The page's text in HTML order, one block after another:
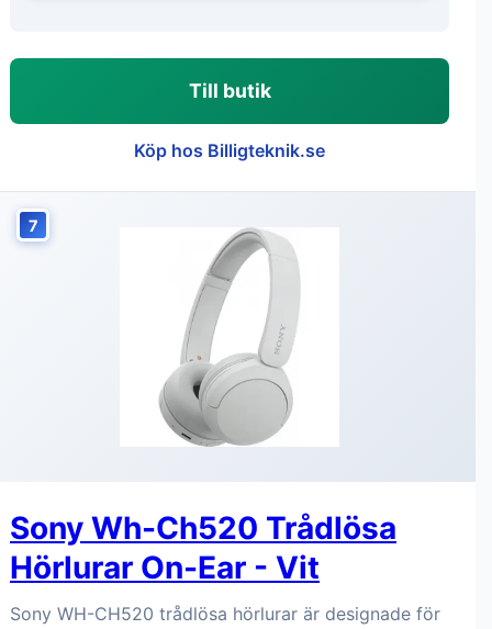
Till butik
Köp hos Billigteknik.se
7
Sony Wh-Ch520 Trådlösa
Hörlurar On-Ear - Vit
Sony WH-CH520 trådlösa hörlurar är designade för